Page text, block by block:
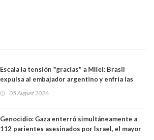
Escala la tensión "gracias" a Milei: Brasil
expulsa al embajador argentino y enfria las
trasandino
05 August 2026
Genocidio: Gaza enterró simultáneamente a
112 parientes asesinados por Israel, el mayor